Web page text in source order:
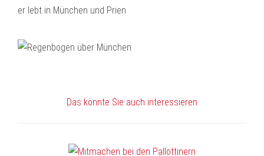
er lebt in München und Prien
Das könnte Sie auch interessieren